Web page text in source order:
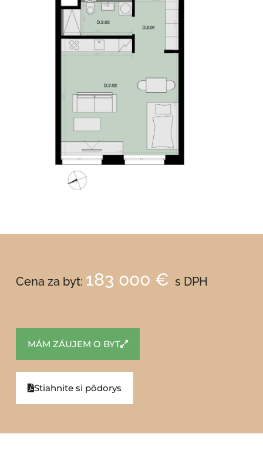
Cena za byt: 183 000 € s DPH
MÁM ZÁUJEM O BYT
Stiahnite si pôdorys